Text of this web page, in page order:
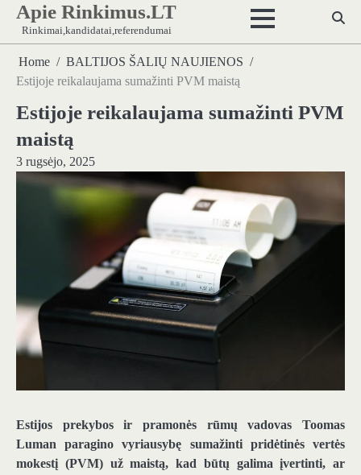
Skip
content
Apie Rinkimus.LT
Rinkimai,kandidatai,referendumai
Home
BALTIJOS ŠALIŲ NAUJIENOS
Estijoje reikalaujama sumažinti PVM maistą
Estijoje reikalaujama sumažinti PVM
maistą
3 rugsėjo, 2025
Estijos prekybos ir pramonės rūmų vadovas Toomas
Luman paragino vyriausybę sumažinti pridėtinės vertės
mokestį (PVM) už maistą, kad būtų galima įvertinti, ar